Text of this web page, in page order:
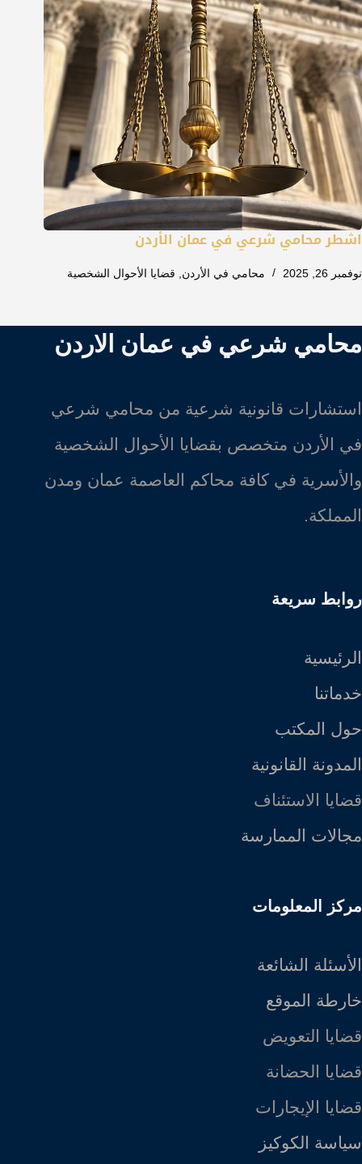
اشطر محامي شرعي في عمان الأردن
نوفمبر 26, 2025 محامي في الأردن قضايا الأحوال الشخصية
محامي شرعي في عمان الاردن
استشارات قانونية شرعية من محامي شرعي
في الأردن متخصص بقضايا الأحوال الشخصية
والأسرية في كافة محاكم العاصمة عمان ومدن
المملكة.
روابط سريعة
الرئيسية
خدماتنا
حول المكتب
المدونة القانونية
قضايا الاستئناف
مجالات الممارسة
مركز المعلومات
الأسئلة الشائعة
خارطة الموقع
قضايا التعويض
قضايا الحضانة
قضايا الإيجارات
سياسة الكوكيز